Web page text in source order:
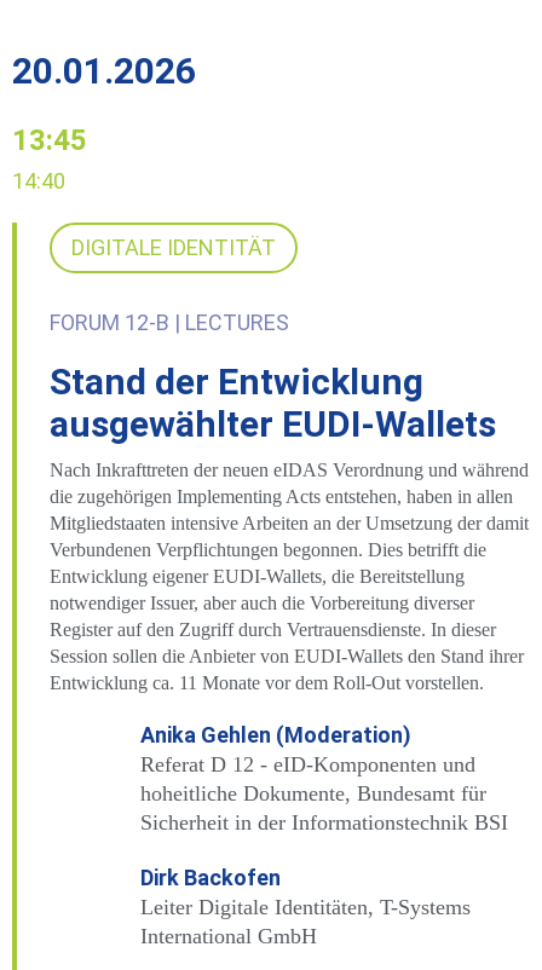
20.01.2026
13:45
14:40
DIGITALE IDENTITÄT
FORUM 12-B | LECTURES
Stand der Entwicklung
ausgewählter EUDI-Wallets
Nach Inkrafttreten der neuen eIDAS Verordnung und während
die zugehörigen Implementing Acts entstehen, haben in allen
Mitgliedstaaten intensive Arbeiten an der Umsetzung der damit
Verbundenen Verpflichtungen begonnen. Dies betrifft die
Entwicklung eigener EUDI-Wallets, die Bereitstellung
notwendiger Issuer, aber auch die Vorbereitung diverser
Register auf den Zugriff durch Vertrauensdienste. In dieser
Session sollen die Anbieter von EUDI-Wallets den Stand ihrer
Entwicklung ca. 11 Monate vor dem Roll-Out vorstellen.
Anika Gehlen (Moderation)
Referat D 12 - eID-Komponenten und
hoheitliche Dokumente, Bundesamt für
Sicherheit in der Informationstechnik BSI
Dirk Backofen
Leiter Digitale Identitäten, T-Systems
International GmbH